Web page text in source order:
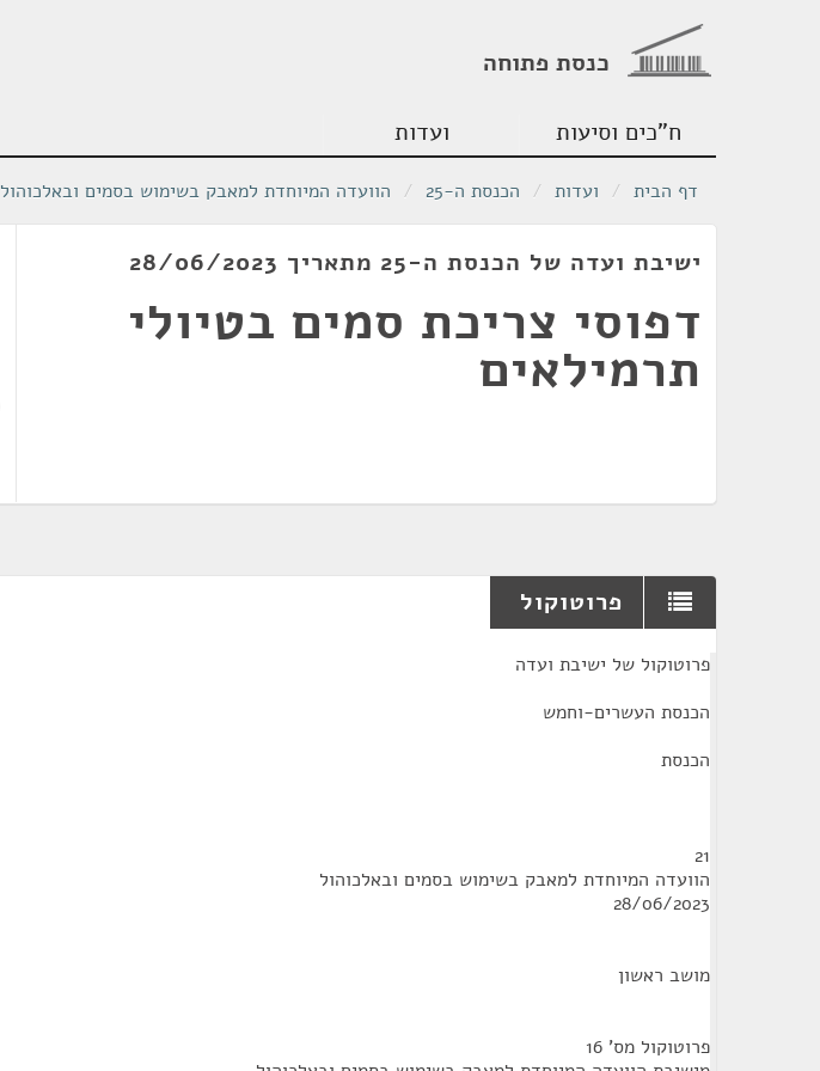
כנסת פתוחה
ח"כים וסיעות ועדות
דף הבית / ועדות / הכנסת ה-25 / הוועדה המיוחדת למאבק בשימוש בסמים ובאלכוהול
ישיבת ועדה של הכנסת ה-25 מתאריך 28/06/2023
דפוסי צריכת סמים בטיולי
תרמילאים
פרוטוקול
פרוטוקול של ישיבת ועדה
הכנסת העשרים-וחמש
הכנסת
21
הוועדה המיוחדת למאבק בשימוש בסמים ובאלכוהול
28/06/2023
מושב ראשון
פרוטוקול מס' 16